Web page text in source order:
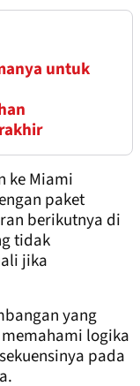
untuk
ke Miami
paket
berikutnya di
tidak
jika
yang
logika
pada